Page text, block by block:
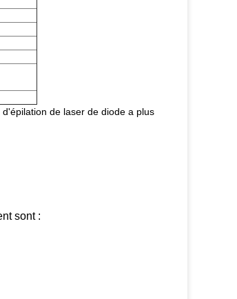
de laser de diode a plus
sont :